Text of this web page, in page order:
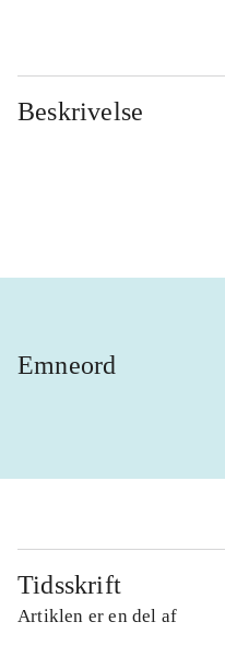
Beskrivelse
Emneord
Tidsskrift
Artiklen er en del af